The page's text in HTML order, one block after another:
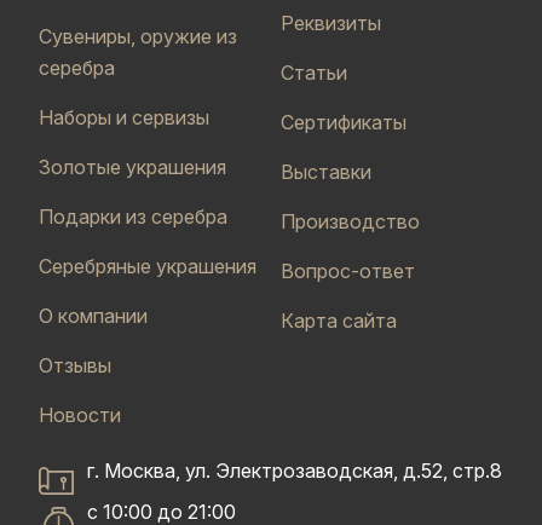
Сувениры, оружие из
серебра
Наборы и сервизы
Золотые украшения
Подарки из серебра
Серебряные украшения
О компании
Отзывы
Новости
Реквизиты
Статьи
Сертификаты
Выставки
Производство
Вопрос-ответ
Карта сайта
г. Москва, ул. Электрозаводская, д.52, стр.8
с 10:00 до 21:00